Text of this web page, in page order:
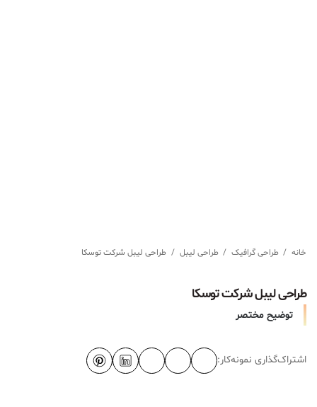
خانه / طراحی گرافیک / طراحی لیبل / طراحی لیبل شرکت توسکا
توضیح مختصر
طراحی لیبل شرکت توسکا
اشتراک‌گذاری نمونه‌کار: